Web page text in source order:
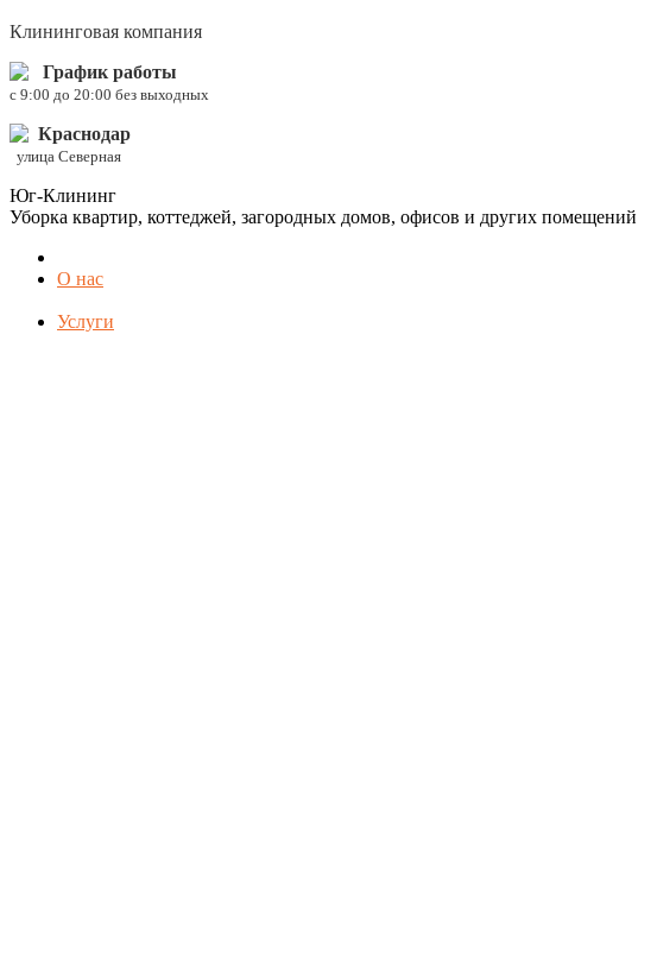
Клининговая компания
График работы
c 9:00 до 20:00 без выходных
Краснодар
улица Северная
Юг-Клининг
Уборка квартир, коттеджей, загородных домов, офисов и других помещений
О нас
Услуги